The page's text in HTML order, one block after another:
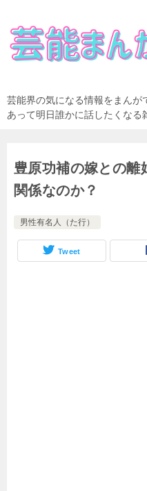
芸能界の気になる情報をまんが
あって明日誰かに話したくなる
豊原功補の嫁との離
関係なのか？
男性有名人（た行）
Tweet